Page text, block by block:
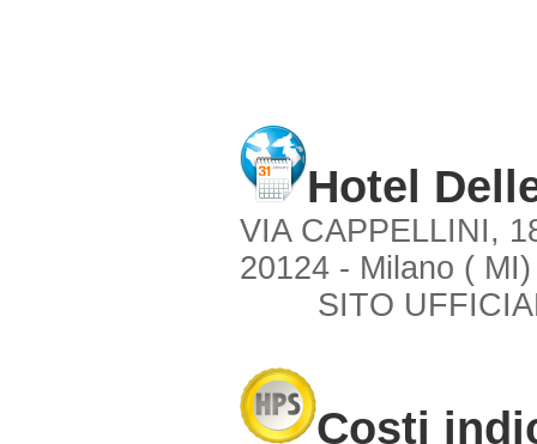
Hotel
VIA CAPPELLINI,
20124 - Milano ( MI)
SITO
Costi